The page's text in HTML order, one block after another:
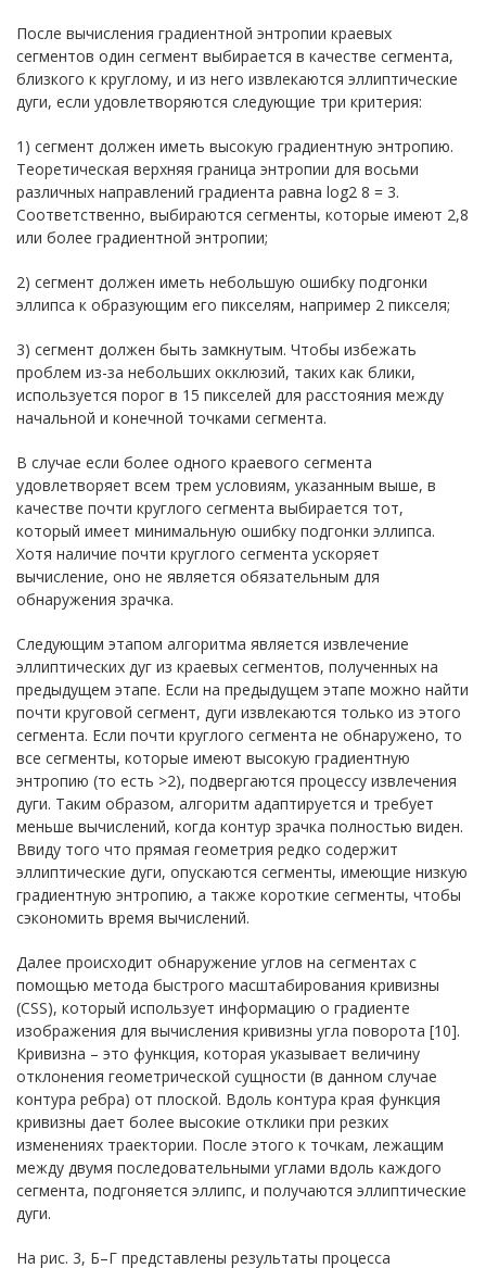
После вычисления градиентной энтропии краевых
сегментов один сегмент выбирается в качестве сегмента,
близкого к круглому, и из него извлекаются эллиптические
дуги, если удовлетворяются следующие три критерия:
1) сегмент должен иметь высокую градиентную энтропию.
Теоретическая верхняя граница энтропии для восьми
различных направлений градиента равна log2 8 = 3.
Соответственно, выбираются сегменты, которые имеют 2,8
или более градиентной энтропии;
2) сегмент должен иметь небольшую ошибку подгонки
эллипса к образующим его пикселям, например 2 пикселя;
3) сегмент должен быть замкнутым. Чтобы избежать
проблем из-за небольших окклюзий, таких как блики,
используется порог в 15 пикселей для расстояния между
начальной и конечной точками сегмента.
В случае если более одного краевого сегмента
удовлетворяет всем трем условиям, указанным выше, в
качестве почти круглого сегмента выбирается тот,
который имеет минимальную ошибку подгонки эллипса.
Хотя наличие почти круглого сегмента ускоряет
вычисление, оно не является обязательным для
обнаружения зрачка.
Следующим этапом алгоритма является извлечение
эллиптических дуг из краевых сегментов, полученных на
предыдущем этапе. Если на предыдущем этапе можно найти
почти круговой сегмент, дуги извлекаются только из этого
сегмента. Если почти круглого сегмента не обнаружено, то
все сегменты, которые имеют высокую градиентную
энтропию (то есть >2), подвергаются процессу извлечения
дуги. Таким образом, алгоритм адаптируется и требует
меньше вычислений, когда контур зрачка полностью виден.
Ввиду того что прямая геометрия редко содержит
эллиптические дуги, опускаются сегменты, имеющие низкую
градиентную энтропию, а также короткие сегменты, чтобы
сэкономить время вычислений.
Далее происходит обнаружение углов на сегментах с
помощью метода быстрого масштабирования кривизны
(CSS), который использует информацию о градиенте
изображения для вычисления кривизны угла поворота [10].
Кривизна – это функция, которая указывает величину
отклонения геометрической сущности (в данном случае
контура ребра) от плоской. Вдоль контура края функция
кривизны дает более высокие отклики при резких
изменениях траектории. После этого к точкам, лежащим
между двумя последовательными углами вдоль каждого
сегмента, подгоняется эллипс, и получаются эллиптические
дуги.
На рис. 3, Б–Г представлены результаты процесса